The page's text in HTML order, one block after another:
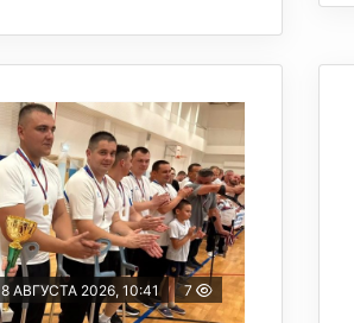
8 АВГУСТА 2026, 10:41 7